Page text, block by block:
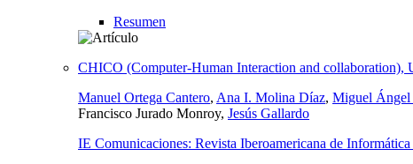
Resumen
CHICO (Computer-Human Interaction and collaboration),
Manuel Ortega Cantero, Ana I. Molina Díaz, Miguel Ángel
Francisco Jurado Monroy, Jesús Gallardo
IE Comunicaciones: Revista Iberoamericana de